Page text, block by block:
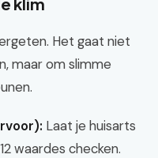
Het gaat niet
maar om slimme
Laat je huisarts
waardes checken.